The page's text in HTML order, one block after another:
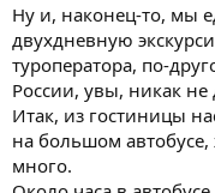
Ну и, наконец-то, мы
двухдневную
туроператора, по-
России, увы, никак не
Итак, из гостиницы
на большом
много.